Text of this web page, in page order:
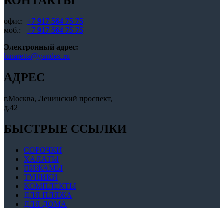
офис: +7 917 564 75 75
моб.: +7 917 564 75 75
Электронный адрес:
lunaretta@yandex.ru
АДРЕС
г.Москва, Ленинский проспект,
д.42
БЫСТРЫЕ ССЫЛКИ
СОРОЧКИ
ХАЛАТЫ
ПИЖАМЫ
ТУНИКИ
КОМПЛЕКТЫ
ДЛЯ ПЛЯЖА
ДЛЯ ДОМА